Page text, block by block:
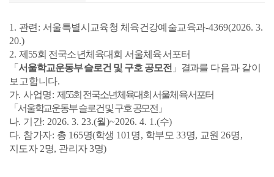
1. 관련 : 서울특별시교육청 체육건강예술교육과-4369(2026. 3.
20.)
2. 제 55회 전국소년체육대회 서울체육 서포터
「 서울학교운동부 슬로건 및 구호 공모전 」 결과를 다음과 같이
보고합니다.
가.사업명: 제 55회 전국소년체육대회 서울체 육 서포터
「 서울학교운동부 슬로건 및 구호 공모전 」
나. 기간: 2026. 3. 23.(월)~2026. 4. 1.(수)
다. 참가자: 총 165명(학생 101 명, 학부모 33명, 교원 26명,
지도자 2명, 관리자3명)